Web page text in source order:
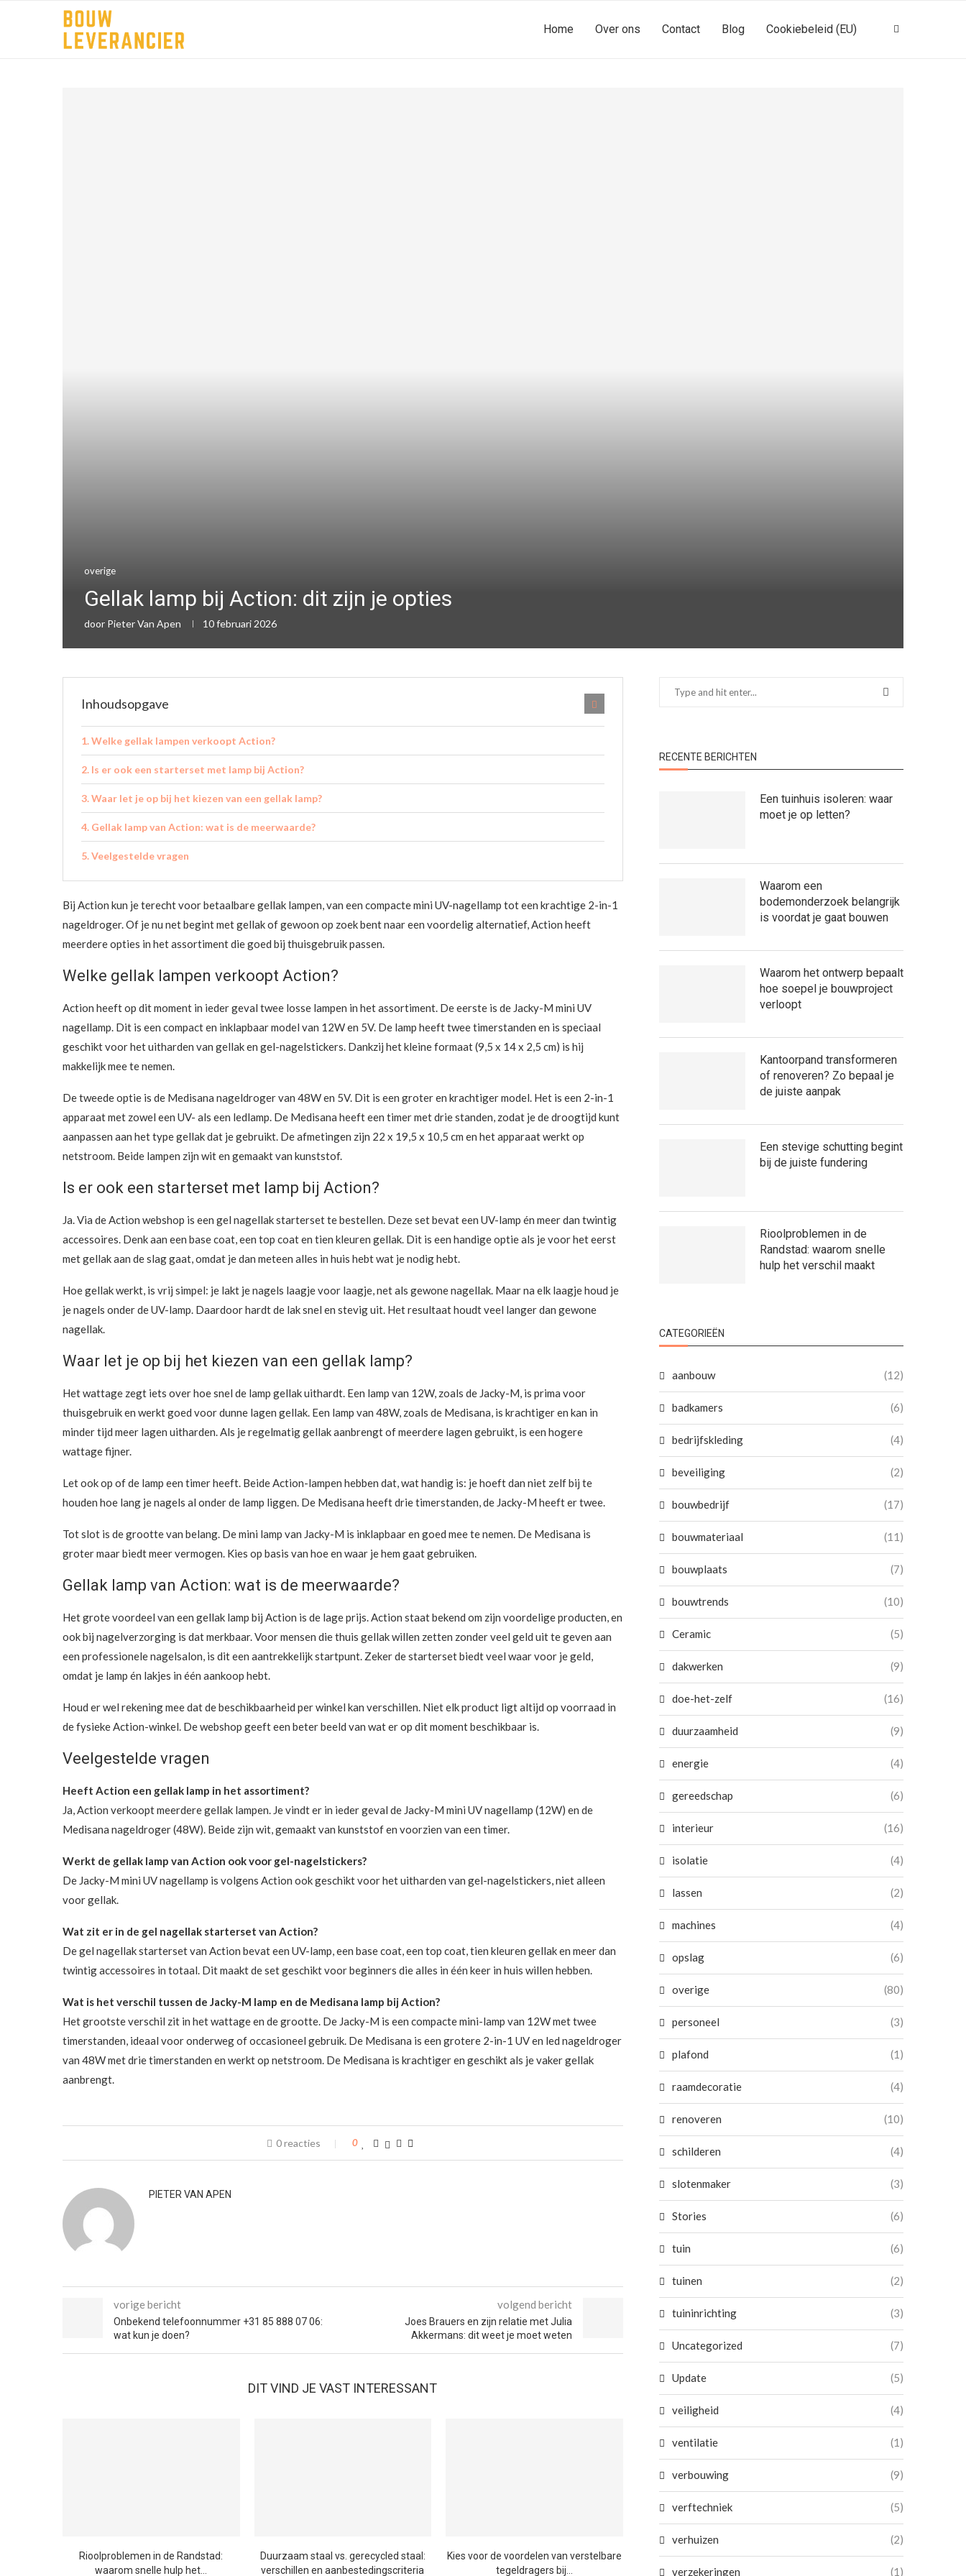
Home Over ons Contact Blog Cookiebeleid (EU)
overige
Gellak lamp bij Action: dit zijn je opties
door Pieter Van Apen 10 februari 2026
Inhoudsopgave
Welke gellak lampen verkoopt Action?
Is er ook een starterset met lamp bij Action?
Waar let je op bij het kiezen van een gellak lamp?
Gellak lamp van Action: wat is de meerwaarde?
Veelgestelde vragen
Bij Action kun je terecht voor betaalbare gellak lampen, van een compacte mini UV-nagellamp tot een krachtige 2-in-1
nageldroger. Of je nu net begint met gellak of gewoon op zoek bent naar een voordelig alternatief, Action heeft
meerdere opties in het assortiment die goed bij thuisgebruik passen.
Welke gellak lampen verkoopt Action?
Action heeft op dit moment in ieder geval twee losse lampen in het assortiment. De eerste is de Jacky-M mini UV
nagellamp. Dit is een compact en inklapbaar model van 12W en 5V. De lamp heeft twee timerstanden en is speciaal
geschikt voor het uitharden van gellak en gel-nagelstickers. Dankzij het kleine formaat (9,5 x 14 x 2,5 cm) is hij
makkelijk mee te nemen.
De tweede optie is de Medisana nageldroger van 48W en 5V. Dit is een groter en krachtiger model. Het is een 2-in-1
apparaat met zowel een UV- als een ledlamp. De Medisana heeft een timer met drie standen, zodat je de droogtijd kunt
aanpassen aan het type gellak dat je gebruikt. De afmetingen zijn 22 x 19,5 x 10,5 cm en het apparaat werkt op
netstroom. Beide lampen zijn wit en gemaakt van kunststof.
Is er ook een starterset met lamp bij Action?
Ja. Via de Action webshop is een gel nagellak starterset te bestellen. Deze set bevat een UV-lamp én meer dan twintig
accessoires. Denk aan een base coat, een top coat en tien kleuren gellak. Dit is een handige optie als je voor het eerst
met gellak aan de slag gaat, omdat je dan meteen alles in huis hebt wat je nodig hebt.
Hoe gellak werkt, is vrij simpel: je lakt je nagels laagje voor laagje, net als gewone nagellak. Maar na elk laagje houd je
je nagels onder de UV-lamp. Daardoor hardt de lak snel en stevig uit. Het resultaat houdt veel langer dan gewone
nagellak.
Waar let je op bij het kiezen van een gellak lamp?
Het wattage zegt iets over hoe snel de lamp gellak uithardt. Een lamp van 12W, zoals de Jacky-M, is prima voor
thuisgebruik en werkt goed voor dunne lagen gellak. Een lamp van 48W, zoals de Medisana, is krachtiger en kan in
minder tijd meer lagen uitharden. Als je regelmatig gellak aanbrengt of meerdere lagen gebruikt, is een hogere
wattage fijner.
Let ook op of de lamp een timer heeft. Beide Action-lampen hebben dat, wat handig is: je hoeft dan niet zelf bij te
houden hoe lang je nagels al onder de lamp liggen. De Medisana heeft drie timerstanden, de Jacky-M heeft er twee.
Tot slot is de grootte van belang. De mini lamp van Jacky-M is inklapbaar en goed mee te nemen. De Medisana is
groter maar biedt meer vermogen. Kies op basis van hoe en waar je hem gaat gebruiken.
Gellak lamp van Action: wat is de meerwaarde?
Het grote voordeel van een gellak lamp bij Action is de lage prijs. Action staat bekend om zijn voordelige producten, en
ook bij nagelverzorging is dat merkbaar. Voor mensen die thuis gellak willen zetten zonder veel geld uit te geven aan
een professionele nagelsalon, is dit een aantrekkelijk startpunt. Zeker de starterset biedt veel waar voor je geld,
omdat je lamp én lakjes in één aankoop hebt.
Houd er wel rekening mee dat de beschikbaarheid per winkel kan verschillen. Niet elk product ligt altijd op voorraad in
de fysieke Action-winkel. De webshop geeft een beter beeld van wat er op dit moment beschikbaar is.
Veelgestelde vragen
Heeft Action een gellak lamp in het assortiment?
Ja, Action verkoopt meerdere gellak lampen. Je vindt er in ieder geval de Jacky-M mini UV nagellamp (12W) en de
Medisana nageldroger (48W). Beide zijn wit, gemaakt van kunststof en voorzien van een timer.
Werkt de gellak lamp van Action ook voor gel-nagelstickers?
De Jacky-M mini UV nagellamp is volgens Action ook geschikt voor het uitharden van gel-nagelstickers, niet alleen
voor gellak.
Wat zit er in de gel nagellak starterset van Action?
De gel nagellak starterset van Action bevat een UV-lamp, een base coat, een top coat, tien kleuren gellak en meer dan
twintig accessoires in totaal. Dit maakt de set geschikt voor beginners die alles in één keer in huis willen hebben.
Wat is het verschil tussen de Jacky-M lamp en de Medisana lamp bij Action?
Het grootste verschil zit in het wattage en de grootte. De Jacky-M is een compacte mini-lamp van 12W met twee
timerstanden, ideaal voor onderweg of occasioneel gebruik. De Medisana is een grotere 2-in-1 UV en led nageldroger
van 48W met drie timerstanden en werkt op netstroom. De Medisana is krachtiger en geschikt als je vaker gellak
aanbrengt.
0 reacties 0
PIETER VAN APEN
vorige bericht
Onbekend telefoonnummer +31 85 888 07 06:
wat kun je doen?
volgend bericht
Joes Brauers en zijn relatie met Julia
Akkermans: dit weet je moet weten
DIT VIND JE VAST INTERESSANT
Rioolproblemen in de Randstad:
waarom snelle hulp het...
Duurzaam staal vs. gerecycled staal:
verschillen en aanbestedingscriteria
Kies voor de voordelen van verstelbare
tegeldragers bij...
Van laadplaats tot werkplek: zo loopt
zwaar transport...
Werken in de bouw: wat je
RECENTE BERICHTEN
Een tuinhuis isoleren: waar
moet je op letten?
Waarom een
bodemonderzoek belangrijk
is voordat je gaat bouwen
Waarom het ontwerp bepaalt
hoe soepel je bouwproject
verloopt
Kantoorpand transformeren
of renoveren? Zo bepaal je
de juiste aanpak
Een stevige schutting begint
bij de juiste fundering
Rioolproblemen in de
Randstad: waarom snelle
hulp het verschil maakt
CATEGORIEËN
aanbouw (12)
badkamers (6)
bedrijfskleding (4)
beveiliging (2)
bouwbedrijf (17)
bouwmateriaal (11)
bouwplaats (7)
bouwtrends (10)
Ceramic (5)
dakwerken (9)
doe-het-zelf (16)
duurzaamheid (9)
energie (4)
gereedschap (6)
interieur (16)
isolatie (4)
lassen (2)
machines (4)
opslag (6)
overige (80)
personeel (3)
plafond (1)
raamdecoratie (4)
renoveren (10)
schilderen (4)
slotenmaker (3)
Stories (6)
tuin (6)
tuinen (2)
tuininrichting (3)
Uncategorized (7)
Update (5)
veiligheid (4)
ventilatie (1)
verbouwing (9)
verftechniek (5)
verhuizen (2)
verzekeringen (1)